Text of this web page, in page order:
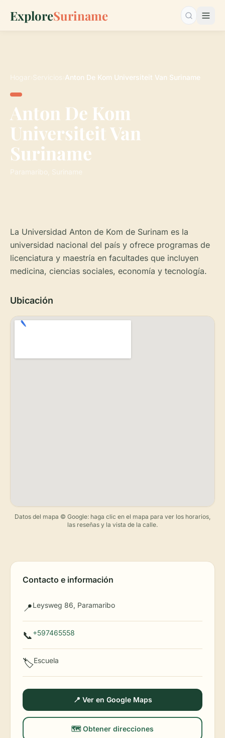
ExploreSuriname Buscar…
Hogar Servicios Anton De Kom Universiteit Van Suriname
Anton De Kom
Universiteit Van
Suriname
Paramaribo, Suriname
La Universidad Anton de Kom de Surinam es la
universidad nacional del país y ofrece programas de
licenciatura y maestría en facultades que incluyen
medicina, ciencias sociales, economía y tecnología.
Ubicación
Datos del mapa © Google: haga clic en el mapa para ver los horarios,
las reseñas y la vista de la calle.
Contacto e información
📍Leysweg 86, Paramaribo
📞+597465558
🏷️Escuela
📍 Ver en Google Maps
🗺️ Obtener direcciones